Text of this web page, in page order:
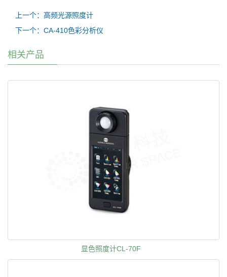
上一个：高频光源照度计
下一个：CA-410色彩分析仪
相关产品
显色照度计CL-70F